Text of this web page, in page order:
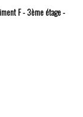
F - 3ème étage -